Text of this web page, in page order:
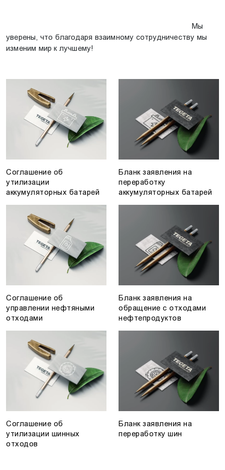
Мы
уверены, что благодаря взаимному сотрудничеству мы
изменим мир к лучшему!
Соглашение об
утилизации
аккумуляторных батарей
Бланк заявления на
переработку
аккумуляторных батарей
Соглашение об
управлении нефтяными
отходами
Бланк заявления на
обращение с отходами
нефтепродуктов
Соглашение об
утилизации шинных
отходов
Бланк заявления на
переработку шин